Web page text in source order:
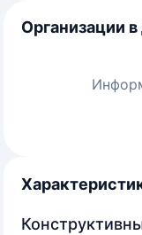
Организации